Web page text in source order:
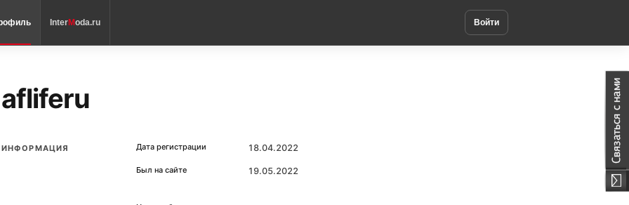
InterModa.ru Войти
afliferu
ИНФОРМАЦИЯ Дата регистрации 18.04.2022
Был на сайте 19.05.2022